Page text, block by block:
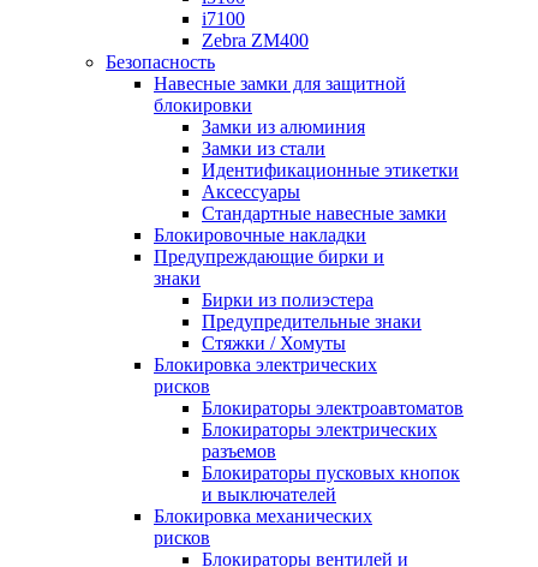
i7100
Zebra ZM400
Безопасность
Навесные замки для защитной
блокировки
Замки из алюминия
Замки из стали
Идентификационные этикетки
Аксессуары
Стандартные навесные замки
Блокировочные накладки
Предупреждающие бирки и
знаки
Бирки из полиэстера
Предупредительные знаки
Стяжки / Хомуты
Блокировка электрических
рисков
Блокираторы электроавтоматов
Блокираторы электрических
разъемов
Блокираторы пусковых кнопок
и выключателей
Блокировка механических
рисков
Блокираторы вентилей и